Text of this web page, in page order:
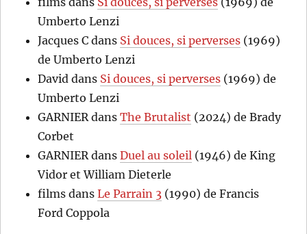
Umberto Lenzi
Jacques C dans Si douces, si perverses (1969)
de Umberto Lenzi
David dans Si douces, si perverses (1969) de
Umberto Lenzi
GARNIER dansThe Brutalist (2024) de Brady
Corbet
GARNIER dansDuel au soleil (1946) de King
Vidor et William Dieterle
films dansLe Parrain 3 (1990) de Francis
Ford Coppola